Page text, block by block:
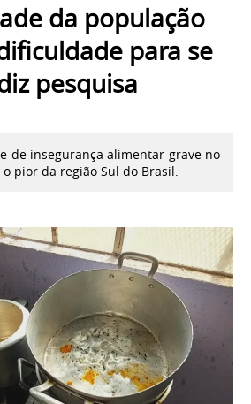
da população
para se
pesquisa
de insegurança alimentar grave no
pior da região Sul do Brasil.